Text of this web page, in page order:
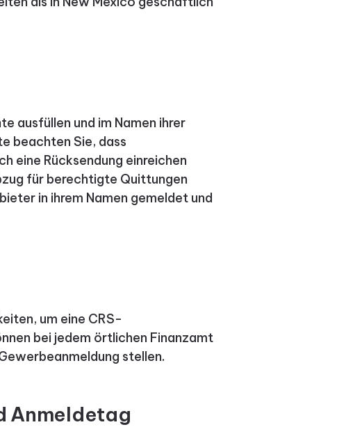
ausfüllen und im Namen ihrer
beachten Sie, dass
eine Rücksendung einreichen
für berechtigte Quittungen
in ihrem Namen gemeldet und
um eine CRS-
bei jedem örtlichen Finanzamt
stellen.
Anmeldetag